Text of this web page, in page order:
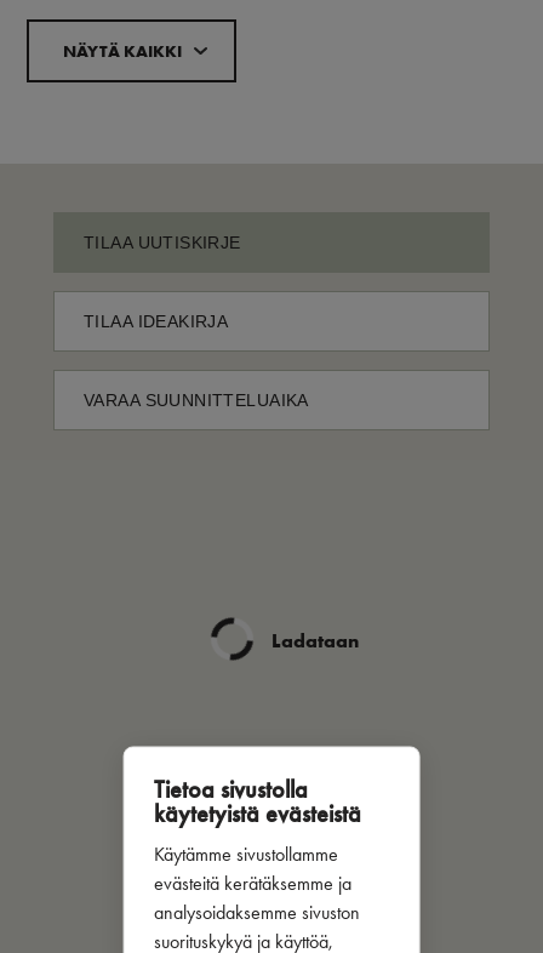
Tietoa sivustolla
käytetyistä evästeistä
Käytämme sivustollamme
evästeitä kerätäksemme ja
analysoidaksemme sivuston
suorituskykyä ja käyttöä,
NÄYTÄ KAIKKI
TILAA UUTISKIRJE
TILAA IDEAKIRJA
VARAA SUUNNITTELUAIKA
Ladataan